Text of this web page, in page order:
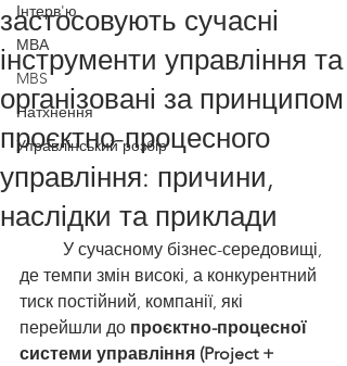
Інтерв'ю
МВА
MBS
Натхнення
Управлінський розбір
застосовують сучасні
інструменти управління та
організовані за принципом
проєктно-процесного
управління: причини,
наслідки та приклади
де темпи змін високі, а конкурентний
тиск постійний, компанії, які
перейшли до проєктно-процесної
системи управління (Project +